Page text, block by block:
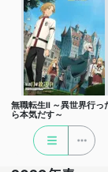
無職転生Ⅱ ～異世界行っ
ら本気だす～